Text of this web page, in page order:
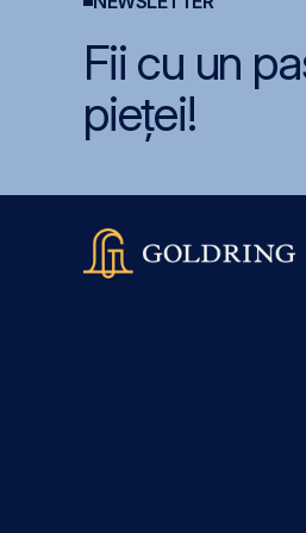
Fii cu un
pieței!